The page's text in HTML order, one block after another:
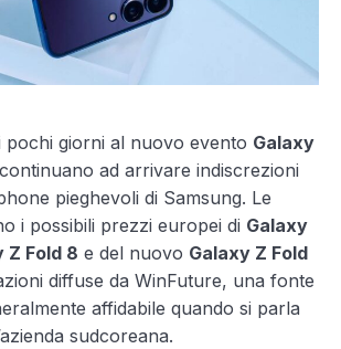
pochi giorni al nuovo evento Galaxy
ad arrivare indiscrezioni
pieghevoli di Samsung. Le
i possibili prezzi europei di Galaxy
Z Fold 8 e del nuovo Galaxy Z Fold
diffuse da WinFuture, una fonte
affidabile quando si parla
sudcoreana.